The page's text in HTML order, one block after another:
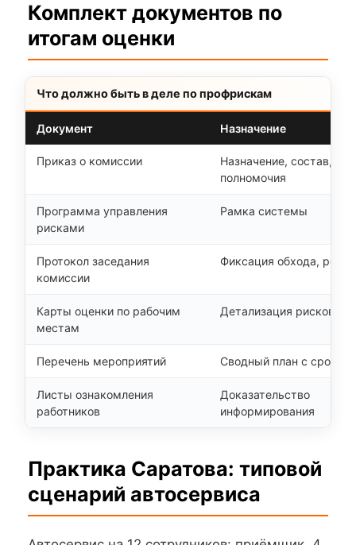
Комплект документов по
итогам оценки
Что должно быть в деле по профрискам
Документ Назначение
Приказ о комиссии
Назначение, состав,
полномочия
Программа управления
рисками
Рамка системы
Протокол заседания
комиссии
Фиксация обхода,
Карты оценки по рабочим
местам
Детализация рисков и
Перечень мероприятий Сводный план с
Листы ознакомления
работников
Доказательство
информирования
Практика Саратова: типовой
сценарий автосервиса